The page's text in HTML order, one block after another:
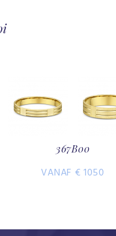
367B00
VANAF € 1050